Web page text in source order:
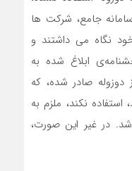
جامع، شرکت ها
نگاه می داشتند و
ابلاغ شده به
صادر شده، که
نکند، ملزم به
در غیر این صورت،